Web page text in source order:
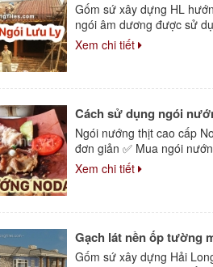
Gốm sứ xây dựng HL
ngói âm dương được sử
Xem chi tiết
Cách sử dụng ngói
Ngói nướng thịt cao cấp
đơn giản ✅ Mua ngói
Xem chi tiết
Gạch lát nền ốp tường
Gốm sứ xây dựng Hải